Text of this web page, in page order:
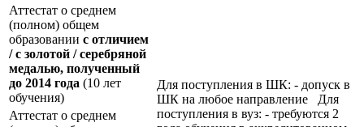
Аттестат о среднем
(полном) общем
образовании с отличием
/ с золотой / серебряной
медалью, полученный
до 2014 года (10 лет
обучения)
Для поступления в ШК: - допуск в
ШК на любое направление Для
поступления в вуз: - требуются 2
Аттестат о среднем